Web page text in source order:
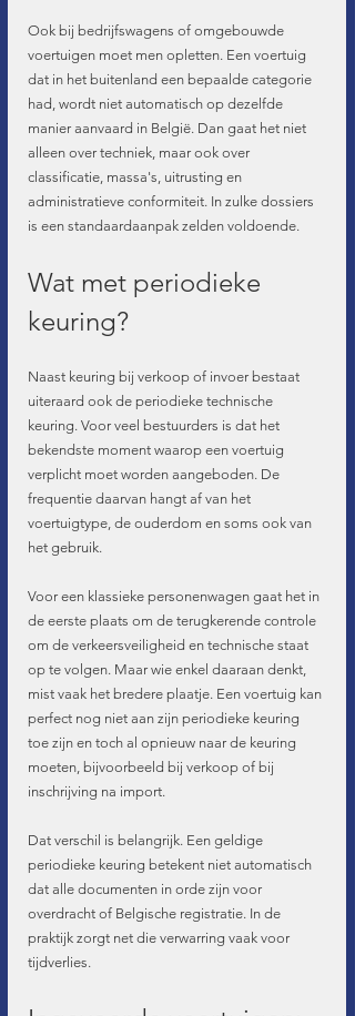
Ook bij bedrijfswagens of omgebouwde
voertuigen moet men opletten. Een voertuig
dat in het buitenland een bepaalde categorie
had, wordt niet automatisch op dezelfde
manier aanvaard in België. Dan gaat het niet
alleen over techniek, maar ook over
classificatie, massa's, uitrusting en
administratieve conformiteit. In zulke dossiers
is een standaardaanpak zelden voldoende.
Wat met periodieke
keuring?
Naast keuring bij verkoop of invoer bestaat
uiteraard ook de periodieke technische
keuring. Voor veel bestuurders is dat het
bekendste moment waarop een voertuig
verplicht moet worden aangeboden. De
frequentie daarvan hangt af van het
voertuigtype, de ouderdom en soms ook van
het gebruik.
Voor een klassieke personenwagen gaat het in
de eerste plaats om de terugkerende controle
om de verkeersveiligheid en technische staat
op te volgen. Maar wie enkel daaraan denkt,
mist vaak het bredere plaatje. Een voertuig kan
perfect nog niet aan zijn periodieke keuring
toe zijn en toch al opnieuw naar de keuring
moeten, bijvoorbeeld bij verkoop of bij
inschrijving na import.
Dat verschil is belangrijk. Een geldige
periodieke keuring betekent niet automatisch
dat alle documenten in orde zijn voor
overdracht of Belgische registratie. In de
praktijk zorgt net die verwarring vaak voor
tijdverlies.